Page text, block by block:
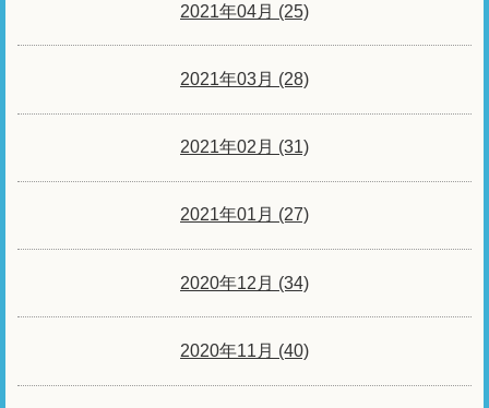
2021年04月 (25)
2021年03月 (28)
2021年02月 (31)
2021年01月 (27)
2020年12月 (34)
2020年11月 (40)